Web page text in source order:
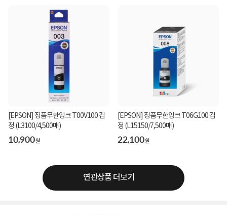
[EPSON] 정품무한잉크 T00V100 검
정 (L3100/4,500매)
10,900원
[EPSON] 정품무한잉크 T06G100 검
정 (L15150/7,500매)
22,100원
연관상품 더보기